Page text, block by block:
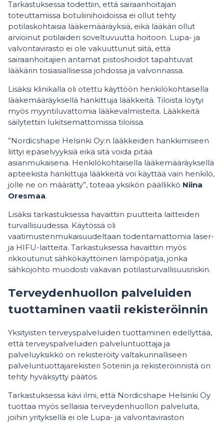
Tarkastuksessa todettiin, että sairaanhoitajan
toteuttamissa botuliinihoidoissa ei ollut tehty
potilaskohtaisia lääkemääräyksiä, eikä lääkäri ollut
arvioinut potilaiden soveltuvuutta hoitoon. Lupa- ja
valvontavirasto ei ole vakuuttunut siitä, että
sairaanhoitajien antamat pistoshoidot tapahtuvat
lääkärin tosiasiallisessa johdossa ja valvonnassa.
Lisäksi klinikalla oli otettu käyttöön henkilökohtaisella
lääkemääräyksellä hankittuja lääkkeitä. Tiloista löytyi
myös myyntiluvattomia lääkevalmisteita. Lääkkeitä
säilytettiin lukitsemattomissa tiloissa.
”Nordicshape Helsinki Oy:n lääkkeiden hankkimiseen
liittyi epäselvyyksiä eikä sitä voida pitää
asianmukaisena. Henkilökohtaisella lääkemääräyksellä
apteekista hankittuja lääkkeitä voi käyttää vain henkilö,
jolle ne on määrätty”, toteaa yksikön päällikkö Niina
Oresmaa.
Lisäksi tarkastuksessa havaittiin puutteita laitteiden
turvallisuudessa. Käytössä oli
vaatimustenmukaisuudeltaan todentamattomia laser-
ja HIFU-laitteita. Tarkastuksessa havaittiin myös
rikkoutunut sähkökäyttöinen lämpöpatja, jonka
sähköjohto muodosti vakavan potilasturvallisuusriskin.
Terveydenhuollon palveluiden
tuottaminen vaatii rekisteröinnin
Yksityisten terveyspalveluiden tuottaminen edellyttää,
että terveyspalveluiden palveluntuottaja ja
palveluyksikkö on rekisteröity valtakunnalliseen
palveluntuottajarekisteri Soteriin ja rekisteröinnistä on
tehty hyväksytty päätös.
Tarkastuksessa kävi ilmi, että Nordicshape Helsinki Oy
tuottaa myös sellaisia terveydenhuollon palveluita,
joihin yrityksellä ei ole Lupa- ja valvontaviraston